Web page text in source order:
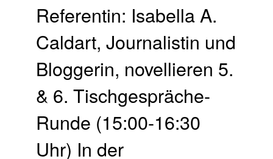
Referentin: Isabella A.
Caldart, Journalistin und
Bloggerin, novellieren 5.
& 6. Tischgespräche-
Runde (15:00-16:30
Uhr) In der